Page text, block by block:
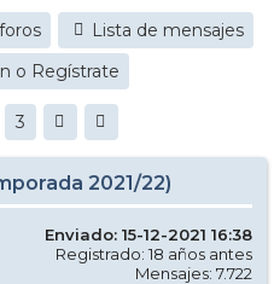
Lista de mensajes
o Regístrate
3
2021/22)
Enviado: 15-12-2021 16:38
Registrado: 18 años antes
Mensajes: 7.722